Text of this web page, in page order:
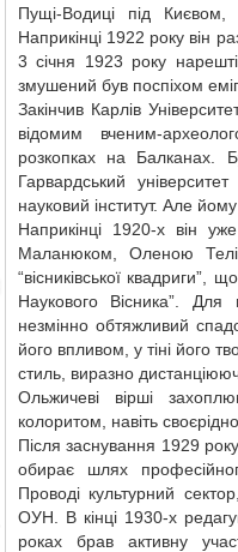
Пущі-Водиці під
Наприкінці 1922 року він
3 січня 1923 року
змушений був поспіхом
Закінчив Карлів
відомим вченим-
розкопках на Балканах.
Гарвардський
науковий інститут. Але
Наприкінці 1920-х він
Маланюком, Оленою
“вісниківської квадриги”,
Наукового Вісника”.
незмінно обтяжливий
його впливом, у тіні його
стиль, виразно
Ольжичеві вірші
колоритом, навіть
Після заснування 1929 року
обирає шлях
Проводі культурний
ОУН. В кінці 1930-х
роках брав активну